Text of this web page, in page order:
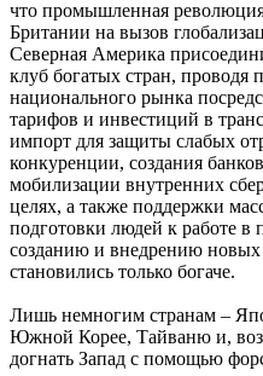
что промышленная
Британии на вызов
Северная Америка
клуб богатых стран, проводя
национального рынка
тарифов и инвестиций в
импорт для защиты слабых
конкуренции, создания
мобилизации внутренних
целях, а также поддержки
подготовки людей к работе
созданию и внедрению новых
становились только богаче.
Лишь немногим странам –
Южной Корее, Тайваню и,
догнать Запад с помощью